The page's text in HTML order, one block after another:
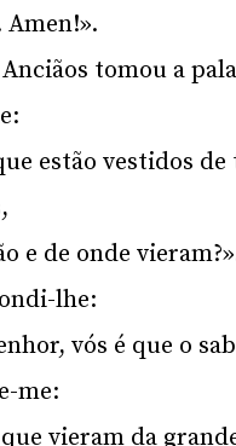
Amen!».
tomou a
estão vestidos
e de onde
lhe:
vós é que o
me:
que vieram da